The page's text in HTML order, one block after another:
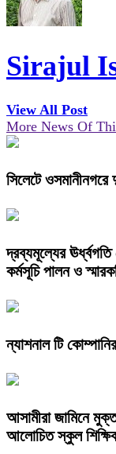
Sirajul
View All Post
More News Of
সিলেটে ওসমানীনগরে
দ্রব্যমূল্যের
কর্মসূচি পালন ও
ন্যাশনাল টি
আসামীরা জামিনে
আলোচিত স্কুল